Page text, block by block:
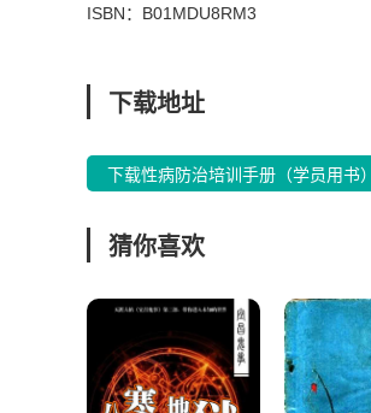
ISBN：B01MDU8RM3
下载地址
下载性病防治培训手册（学员用书
猜你喜欢